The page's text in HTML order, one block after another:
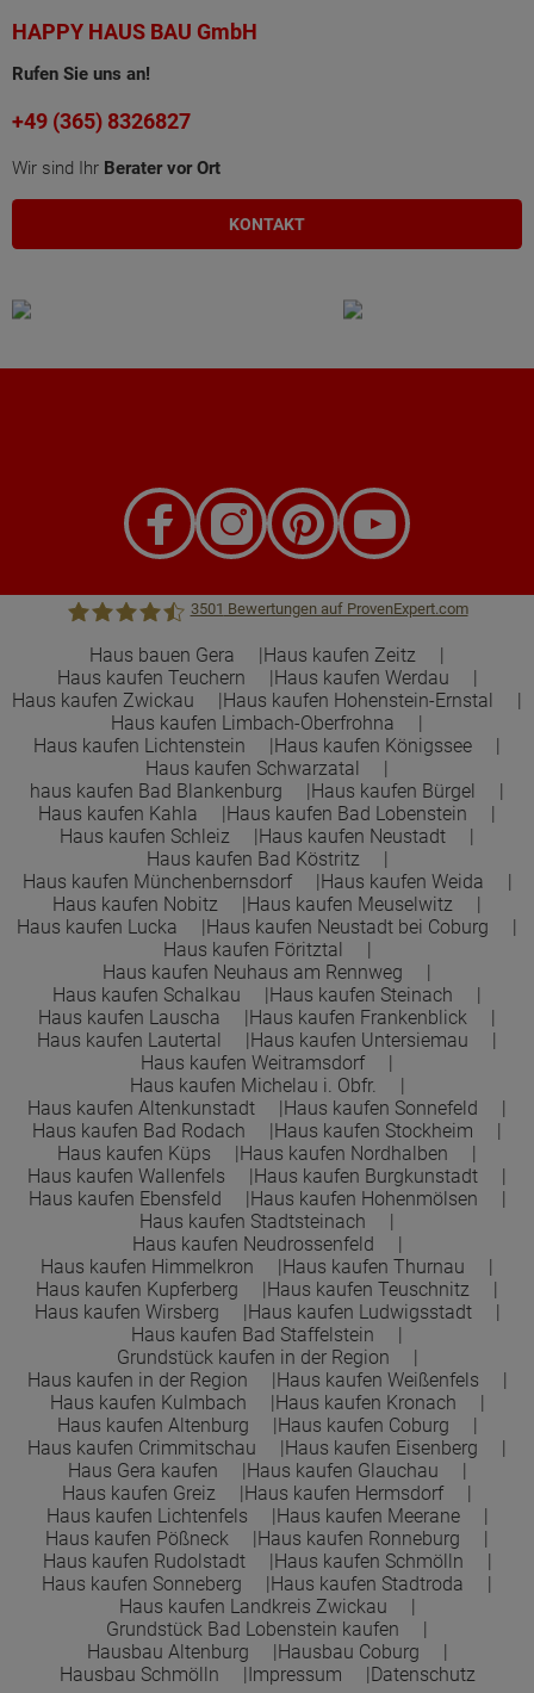
HAPPY HAUS BAU GmbH
Rufen Sie uns an!
+49 (365) 8326827
Wir sind Ihr Berater vor Ort
KONTAKT
Town &Country Haus Lizenzgeber GmbH
3501 Bewertungen auf ProvenExpert.com
Haus bauen Gera
Haus kaufen Zeitz
Haus kaufen Teuchern
Haus kaufen Werdau
Haus kaufen Zwickau
Haus kaufen Hohenstein-Ernstal
Haus kaufen Limbach-Oberfrohna
Haus kaufen Lichtenstein
Haus kaufen Königssee
Haus kaufen Schwarzatal
haus kaufen Bad Blankenburg
Haus kaufen Bürgel
Haus kaufen Kahla
Haus kaufen Bad Lobenstein
Haus kaufen Schleiz
Haus kaufen Neustadt
Haus kaufen Bad Köstritz
Haus kaufen Münchenbernsdorf
Haus kaufen Weida
Haus kaufen Nobitz
Haus kaufen Meuselwitz
Haus kaufen Lucka
Haus kaufen Neustadt bei Coburg
Haus kaufen Föritztal
Haus kaufen Neuhaus am Rennweg
Haus kaufen Schalkau
Haus kaufen Steinach
Haus kaufen Lauscha
Haus kaufen Frankenblick
Haus kaufen Lautertal
Haus kaufen Untersiemau
Haus kaufen Weitramsdorf
Haus kaufen Michelau i. Obfr.
Haus kaufen Altenkunstadt
Haus kaufen Sonnefeld
Haus kaufen Bad Rodach
Haus kaufen Stockheim
Haus kaufen Küps
Haus kaufen Nordhalben
Haus kaufen Wallenfels
Haus kaufen Burgkunstadt
Haus kaufen Ebensfeld
Haus kaufen Hohenmölsen
Haus kaufen Stadtsteinach
Haus kaufen Neudrossenfeld
Haus kaufen Himmelkron
Haus kaufen Thurnau
Haus kaufen Kupferberg
Haus kaufen Teuschnitz
Haus kaufen Wirsberg
Haus kaufen Ludwigsstadt
Haus kaufen Bad Staffelstein
Grundstück kaufen in der Region
Haus kaufen in der Region
Haus kaufen Weißenfels
Haus kaufen Kulmbach
Haus kaufen Kronach
Haus kaufen Altenburg
Haus kaufen Coburg
Haus kaufen Crimmitschau
Haus kaufen Eisenberg
Haus Gera kaufen
Haus kaufen Glauchau
Haus kaufen Greiz
Haus kaufen Hermsdorf
Haus kaufen Lichtenfels
Haus kaufen Meerane
Haus kaufen Pößneck
Haus kaufen Ronneburg
Haus kaufen Rudolstadt
Haus kaufen Schmölln
Haus kaufen Sonneberg
Haus kaufen Stadtroda
Haus kaufen Landkreis Zwickau
Grundstück Bad Lobenstein kaufen
Hausbau Altenburg
Hausbau Coburg
Hausbau Schmölln
Impressum Datenschutz